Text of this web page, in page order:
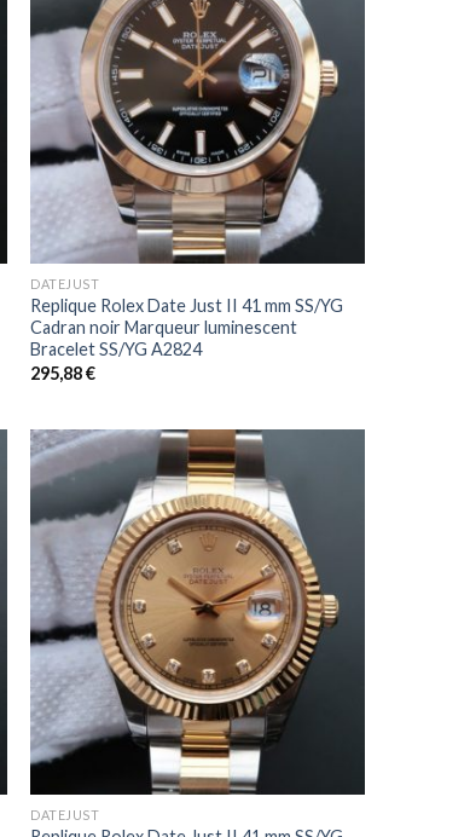
DATEJUST
Replique Rolex Date Just II 41 mm SS/YG
Cadran noir Marqueur luminescent
Bracelet SS/YG A2824
295,88€
DATEJUST